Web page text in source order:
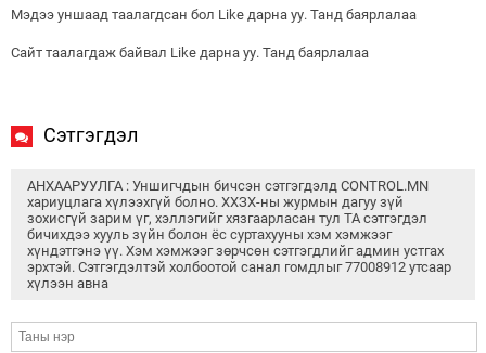
Мэдээ уншаад таалагдсан бол Like дарна уу. Танд баярлалаа
Сайт таалагдаж байвал Like дарна уу. Танд баярлалаа
Сэтгэгдэл
АНХААРУУЛГА : Уншигчдын бичсэн сэтгэгдэлд CONTROL.MN
хариуцлага хүлээхгүй болно. ХХЗХ-ны журмын дагуу зүй
зохисгүй зарим үг, хэллэгийг хязгаарласан тул ТА сэтгэгдэл
бичихдээ хууль зүйн болон ёс суртахууны хэм хэмжээг
хүндэтгэнэ үү. Хэм хэмжээг зөрчсөн сэтгэгдлийг админ устгах
эрхтэй. Сэтгэгдэлтэй холбоотой санал гомдлыг 77008912 утсаар
хүлээн авна